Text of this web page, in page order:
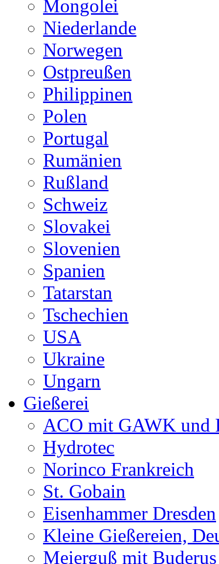
Mongolei
Niederlande
Norwegen
Ostpreußen
Philippinen
Polen
Portugal
Rumänien
Rußland
Schweiz
Slovakei
Slovenien
Spanien
Tatarstan
Tschechien
USA
Ukraine
Ungarn
Gießerei
ACO mit GAWK und
Hydrotec
Norinco Frankreich
St. Gobain
Eisenhammer Dresden
Kleine Gießereien,
Meierguß mit Buderus